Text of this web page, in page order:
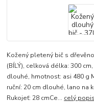
Kožený pletený bič s
(BÍLÝ), celková délka: 300
dlouhé, hmotnost: asi 480 g
ruční: 20 cm dlouhé, lano na
Rukojeť: 28 cmCe... celý popis